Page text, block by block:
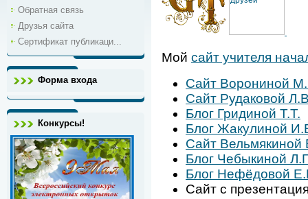
Обратная связь
Друзья сайта
Сертификат публикаци...
Форма входа
Конкурсы!
Мой сайт учителя
Сайт Ворониной
Сайт Рудаковой
Блог Гридиной Т.Т.
Блог Жакулиной
Сайт
Блог Чебыкиной
Блог Нефёдовой
Сайт с